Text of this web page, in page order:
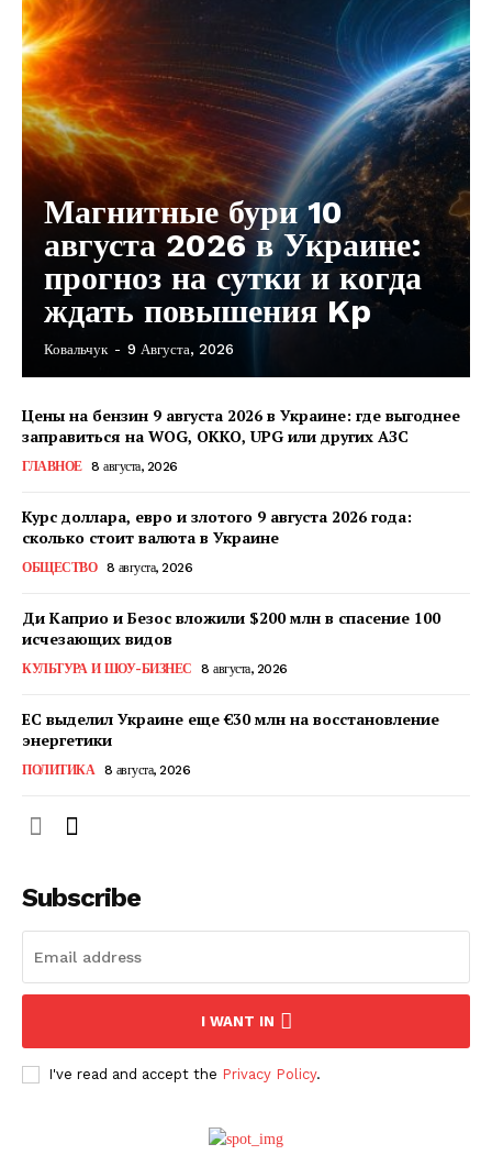
О нас
Политика конфиденциальности
Магнитные бури 10
августа 2026 в Украине:
прогноз на сутки и когда
ждать повышения Kp
Ковальчук - 9 Августа, 2026
Цены на бензин 9 августа 2026 в Украине: где выгоднее
заправиться на WOG, OKKO, UPG или других АЗС
ГЛАВНОЕ 8 августа, 2026
Курс доллара, евро и злотого 9 августа 2026 года:
сколько стоит валюта в Украине
ОБЩЕСТВО 8 августа, 2026
Ди Каприо и Безос вложили $200 млн в спасение 100
исчезающих видов
КУЛЬТУРА И ШОУ-БИЗНЕС 8 августа, 2026
ЕС выделил Украине еще €30 млн на восстановление
энергетики
ПОЛИТИКА 8 августа, 2026
Subscribe
I WANT IN
I've read and accept the Privacy Policy.